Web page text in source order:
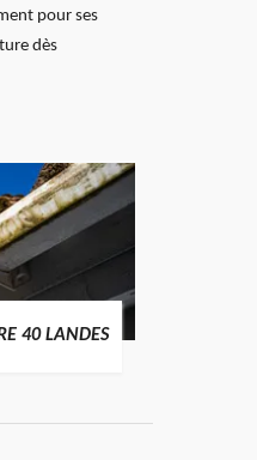
pour ses
dès
40 LANDES